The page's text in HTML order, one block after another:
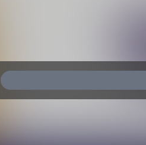
الرسمية.
مؤقتًا لا تُسترد قيمة التذاكر.